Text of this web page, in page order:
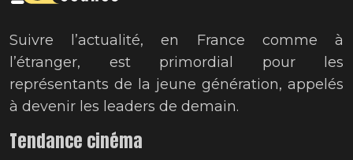
Suivre l’actualité, en France comme à
l’étranger, est primordial pour les
représentants de la jeune génération, appelés
à devenir les leaders de demain.
Tendance cinéma